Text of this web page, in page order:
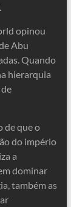
opinou
Abu
Quando
hierarquia
de que o
do império
a
dominar
também as